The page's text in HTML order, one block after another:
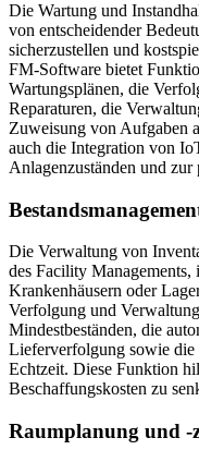
Die Wartung und
von entscheidender
sicherzustellen und
FM-Software bietet
Wartungsplänen, die
Reparaturen, die
Zuweisung von Aufgaben
auch die Integration von
Anlagenzuständen und
Die Verwaltung von
des Facility
Krankenhäusern oder
Verfolgung und
Mindestbeständen, die
Lieferverfolgung sowie die
Echtzeit. Diese Funktion
Beschaffungskosten zu
Raumplanung und -